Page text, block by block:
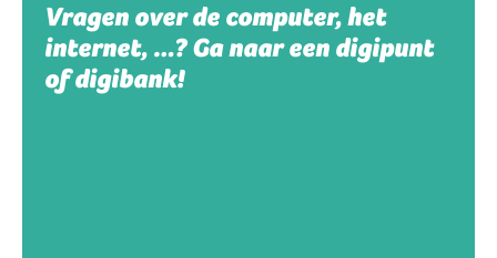
Vragen over de computer, het
internet, …? Ga naar een digipunt
of digibank!